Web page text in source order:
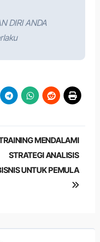
DIRI ANDA
MENDALAMI
STRATEGI ANALISIS
UNTUK PEMULA